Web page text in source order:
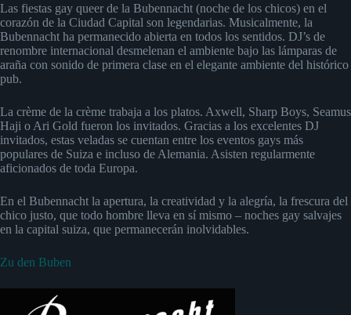
Las fiestas gay queer de la Bubennacht (noche de los chicos) en el
corazón de la Ciudad Capital son legendarias. Musicalmente, la
Bubennacht ha permanecido abierta en todos los sentidos. DJ’s de
renombre internacional desmelenan el ambiente bajo las lámparas de
araña con sonido de primera clase en el elegante ambiente del histórico
pub.
La crème de la crème trabaja a los platos. Axwell, Sharp Boys, Seamus
Haji o Ari Gold fueron los invitados. Gracias a los excelentes DJ
invitados, estas veladas se cuentan entre los eventos gays más
populares de Suiza e incluso de Alemania. Asisten regularmente
aficionados de toda Europa.
En el Bubennacht la apertura, la creatividad y la alegría, la frescura del
chico justo, que todo hombre lleva en sí mismo – noches gay salvajes
en la capital suiza, que permanecerán inolvidables.
Zu den Buben